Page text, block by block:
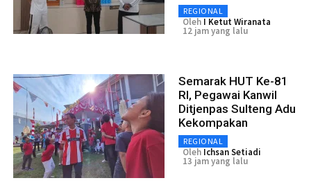
REGIONAL
Oleh I Ketut Wiranata
12 jam yang lalu
Semarak HUT Ke-81
RI, Pegawai Kanwil
Ditjenpas Sulteng Adu
Kekompakan
REGIONAL
Oleh Ichsan Setiadi
13 jam yang lalu